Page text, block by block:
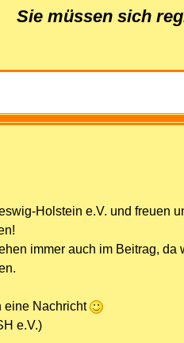
Sie müssen sich
Holstein e.V. und freuen
immer auch im Beitrag, da
eine Nachricht
e.V.)